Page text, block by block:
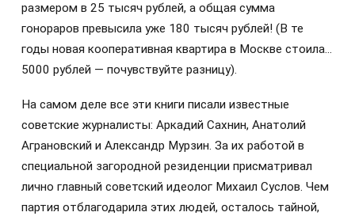
размером в 25 тысяч рублей, а общая сумма
гонораров превысила уже 180 тысяч рублей! (В те
годы новая кооперативная квартира в Москве стоила…
5000 рублей — почувствуйте разницу).
На самом деле все эти книги писали известные
советские журналисты: Аркадий Сахнин, Анатолий
Аграновский и Александр Мурзин. За их работой в
специальной загородной резиденции присматривал
лично главный советский идеолог Михаил Суслов. Чем
партия отблагодарила этих людей, осталось тайной,